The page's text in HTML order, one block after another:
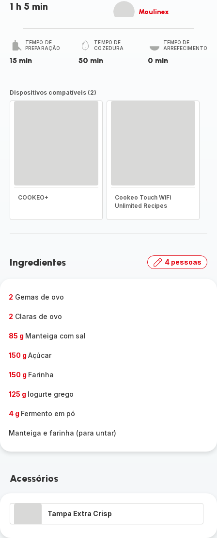
1 h 5 min Moulinex
TEMPO DE
PREPARAÇÃO
15 min
TEMPO DE
COZEDURA
50 min
TEMPO DE
ARREFECIMENTO
0 min
Dispositivos compatíveis (2)
COOKEO+
Cookeo Touch WiFi
Unlimited Recipes
Ingredientes 4 pessoas
2 Gemas de ovo
2 Claras de ovo
85 g Manteiga com sal
150 g Açúcar
150 g Farinha
125 g Iogurte grego
4 g Fermento em pó
Manteiga e farinha (para untar)
Acessórios
Tampa Extra Crisp